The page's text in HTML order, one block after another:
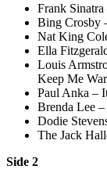
Frank
Bing Crosby
Nat King
Ella
Louis
Keep Me
Paul Anka –
Brenda Lee
Dodie
The Jack
Side 2